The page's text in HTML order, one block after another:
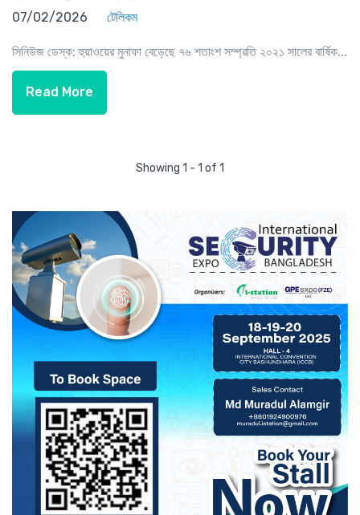
07/02/2026 টেলিকম
সিনিউজ ডেস্ক: হুয়াওয়ের মুনাফা বেড়েছে ৭৬ শতাংশ সম্প্রতি ২০২১ সালের বার্ষিক...
Read More
Showing 1 - 1 of 1